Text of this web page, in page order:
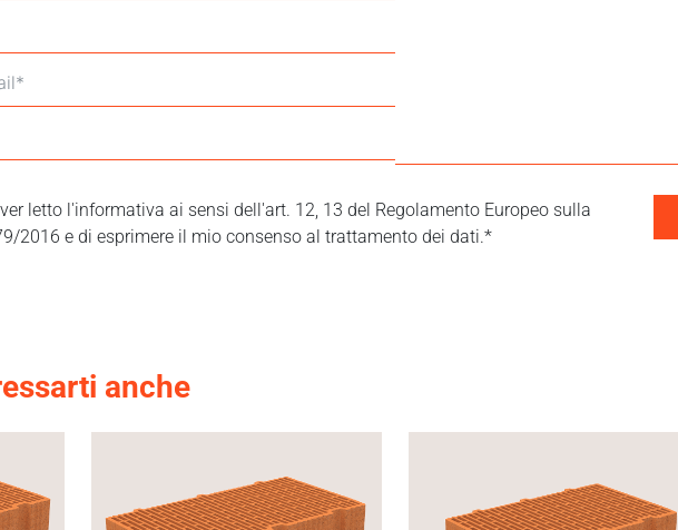
letto l'informativa ai sensi dell'art. 12, 13 del Regolamento Europeo sulla
2016 e di esprimere il mio consenso al trattamento dei dati.*
anche